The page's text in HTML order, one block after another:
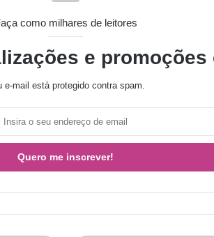
como milhares de leitores
e
e-mail está protegido contra spam.